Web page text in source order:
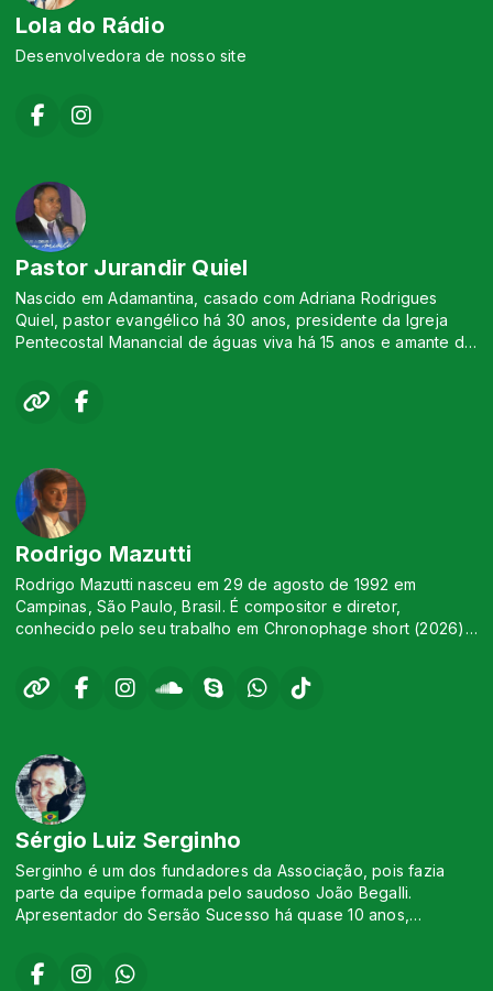
Lola do Rádio
Desenvolvedora de nosso site
Pastor Jurandir Quiel
Nascido em Adamantina, casado com Adriana Rodrigues
Quiel, pastor evangélico há 30 anos, presidente da Igreja
Pentecostal Manancial de águas viva há 15 anos e amante do
Rodrigo Mazutti
Rodrigo Mazutti nasceu em 29 de agosto de 1992 em
Campinas, São Paulo, Brasil. É compositor e diretor,
conhecido pelo seu trabalho em Chronophage short (2026)
documentário (2022), Aemula (2023), Verus (2024) e Capela
do Felipão (2025). Nascido em Campinas, estudante de
desde seus 13 anos. Teve participações em muitas emissoras
de rádio de Campinas. Atualmente lança músicas autorais nas
plataformas digitais.
Sérgio Luiz Serginho
Serginho é um dos fundadores da Associação, pois fazia
parte da equipe formada pelo saudoso João Begalli.
Apresentador do Sersão Sucesso há quase 10 anos,
shows na cidade de Campinas com muito carisma